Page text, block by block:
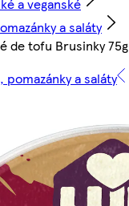
a veganské
a saláty
de tofu Brusinky 75g
a saláty